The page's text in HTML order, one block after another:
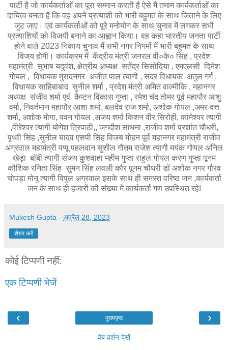
पार्टी है जो कार्यकर्ताओं का पूरा सम्मान करती है ऐसे मैं तमाम कार्यकर्ताओं का
दायित्व बनता है कि वह अपने प्रत्याशी को भारी बहुमत के साथ जिताने के लिए
जुट जाए। एवं कार्यकर्ताओं को पूरे मनोयोग के साथ चुनाव में लगकर सभी
प्रत्याशियों को विजयी बनाने का आह्वान किया। वह कहा भारतीय जनता पार्टी
होने वाले 2023 निकाय चुनाव मैं सभी नगर निगमों में भारी बहुमत के साथ
विजय होगी। कार्यक्रम में केंद्रीय मंत्री जनरल वी०के० सिंह , प्रदेश
महामंत्री सुभाष यदुवंश, क्षेत्रीय अध्यक्ष सतेंद्र सिसोदिया , एमएलसी दिनेश
गोयल , विधायक मुरादनगर अजीत पाल त्यागी , सदर विधायक अतुल गर्ग ,
विधायक साहिबाबाद सुनील शर्मा , प्रदेश मंत्री अमित वाल्मीकि , महानगर
अध्यक्ष संजीव शर्मा एवं कैप्टन विकास गुप्ता , रमेश चंद तोमर पूर्व महापौर आशु
वर्मा, निवर्तमान महापौर आशा शर्मा, बलदेव राज शर्मा, अशोक गोयल ,अमर दत्त
शर्मा, अशोक मोगा, पवन गोयल ,अजय शर्मा किशन वीर सिरोही, कामेश्वर त्यागी
,वीरेश्वर त्यागी योगेश त्रिपाठी,, जगदीश साधना ,राजीव शर्मा प्रशांत चौधरी,
पृथ्वी सिंह ,सुनील यादव एसपी सिंह विजय मोहन पूर्व महानगर महामंत्री राजीव
अग्रवाल महामंत्री पप्पू पहलवान सुशील गौतम राजेश त्यागी मयंक गोयल अनिल
खेड़ा बॉबी त्यागी संजय कुशवाहा महीम गुप्ता राहुल गोयल करण गुप्ता पूनम
कौशिक रनिता सिंह सुमन सिंह लवली कौर पूनम चौधरी डॉ अशोक नगर गौरव
चोपड़ा मोनू त्यागी विपुल अग्रवाल इसके साथ ही समस्त वरिष्ठ जन ,कार्यकर्ता
जन के साथ ही हजारों की संख्या में कार्यकर्ता गण उपस्थित रहे!
Mukesh Gupta - अप्रैल 28, 2023
शेयर करें
कोई टिप्पणी नहीं:
एक टिप्पणी भेजें
‹ ›
मुख्यपृष्ठ
वेब वर्शन देखें